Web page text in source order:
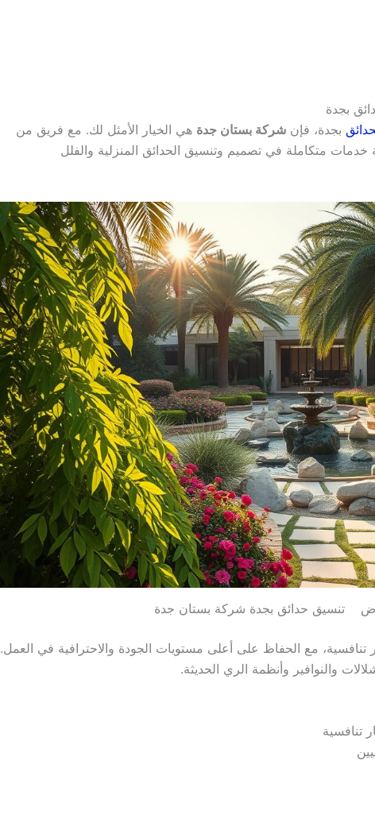
بجدة
بجدة، فإن شركة بستان جدة هي الخيار الأمثل لك. مع فريق من
متكاملة في تصميم وتنسيق الحدائق المنزلية والفلل
تنسيق حدائق بجدة شركة بستان جدة
مع الحفاظ على أعلى مستويات الجودة والاحترافية في العمل.
والنوافير وأنظمة الري الحديثة.
تنافسية